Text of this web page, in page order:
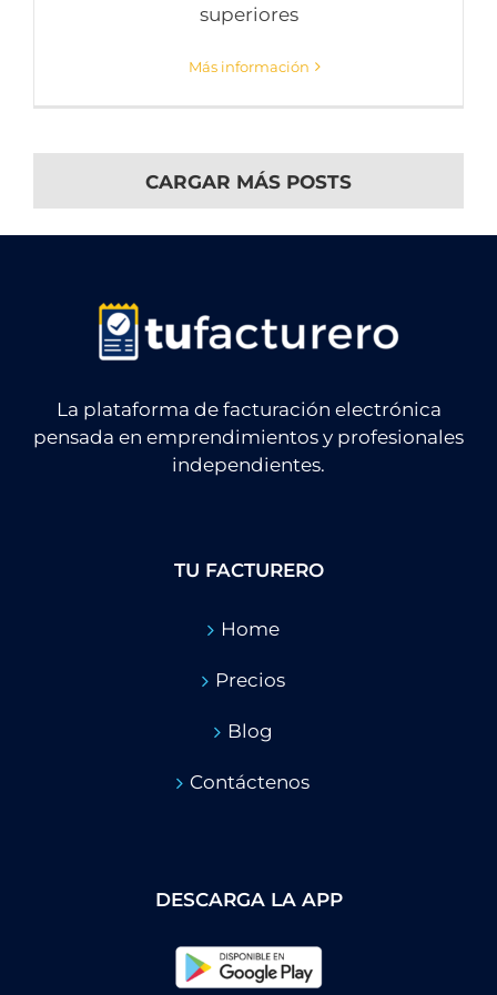
superiores
Más información
CARGAR MÁS POSTS
La plataforma de facturación electrónica
pensada en emprendimientos y profesionales
independientes.
TU FACTURERO
Home
Precios
Blog
Contáctenos
DESCARGA LA APP